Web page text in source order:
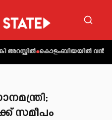
കൊളംബിയയിൽ വൻ
സമീപം